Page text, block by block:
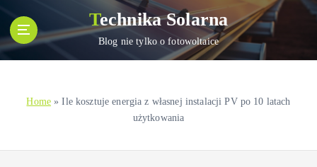
i
t
Technika Solarna
Blog nie tylko o fotowoltaice
Home »Ile kosztuje energia z własnej instalacji PV po 10 latach
użytkowania